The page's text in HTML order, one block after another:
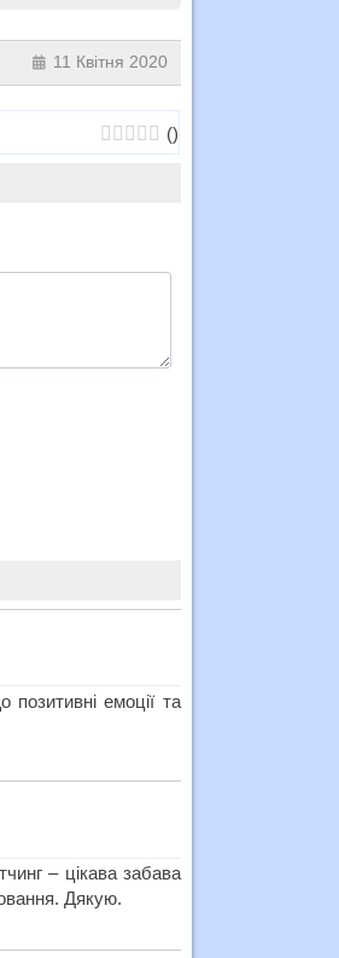
11 Квітня 2020
()
позитивні емоції та
– цікава забава
Дякую.